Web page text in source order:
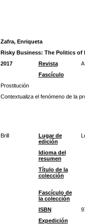
Zafra, Enriqueta
Risky Business: The Politics
2017 Revista
Fascículo
Prostitución
Contextualiza el fenómeno de la
Brill
Lugar de
edición
Idioma del
resumen
Título de la
colección
Fascículo de
la colección
ISBN
Expedición